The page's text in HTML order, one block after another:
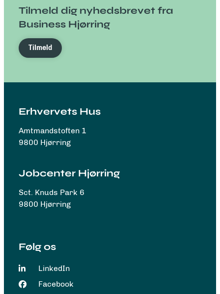
Tilmeld dig nyhedsbrevet fra
Business Hjørring
Tilmeld
Erhvervets Hus
Amtmandstoften 1
9800 Hjørring
Jobcenter Hjørring
Sct. Knuds Park 6
9800 Hjørring
Følg os
LinkedIn
Facebook